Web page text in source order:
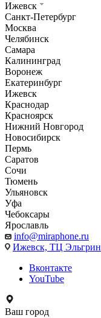
Ижевск
Санкт-Петербург
Москва
Челябинск
Самара
Калининград
Воронеж
Екатеринбург
Ижевск
Краснодар
Красноярск
Нижний Новгород
Новосибирск
Пермь
Саратов
Сочи
Тюмень
Ульяновск
Уфа
Чебоксары
Ярославль
info@miraphone.ru
Ижевск, ТЦ Эльгрин
Вконтакте
YouTube
Ваш город